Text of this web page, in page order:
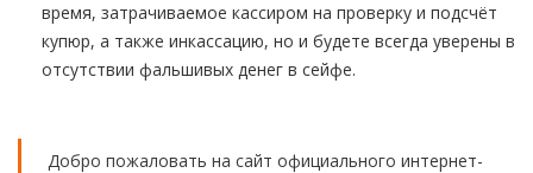
время, затрачиваемое кассиром на проверку и подсчёт
купюр, а также инкассацию, но и будете всегда уверены в
отсутствии фальшивых денег в сейфе.
Добро пожаловать на сайт официального интернет-